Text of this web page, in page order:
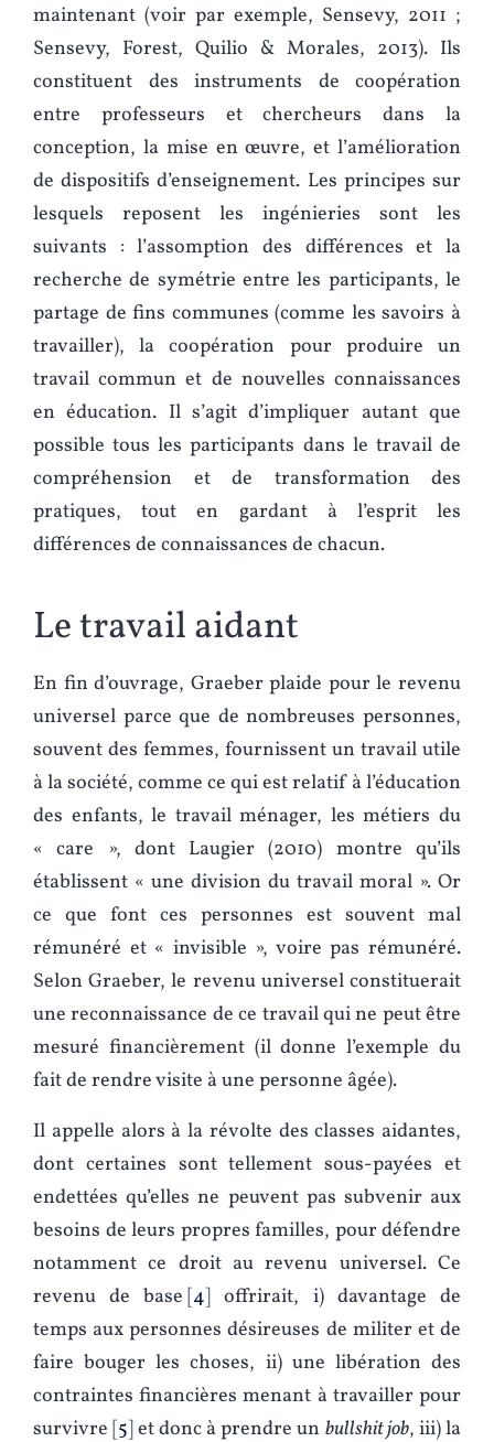
maintenant (voir par exemple, Sensevy, 2011 ;
Sensevy, Forest, Quilio & Morales, 2013). Ils
constituent des instruments de coopération
entre professeurs et chercheurs dans la
conception, la mise en œuvre, et l’amélioration
de dispositifs d’enseignement. Les principes sur
lesquels reposent les ingénieries sont les
suivants : l’assomption des différences et la
recherche de symétrie entre les participants, le
partage de fins communes (comme les savoirs à
travailler), la coopération pour produire un
travail commun et de nouvelles connaissances
en éducation. Il s’agit d’impliquer autant que
possible tous les participants dans le travail de
compréhension et de transformation des
pratiques, tout en gardant à l’esprit les
différences de connaissances de chacun.
Le travail aidant
En fin d’ouvrage, Graeber plaide pour le revenu
universel parce que de nombreuses personnes,
souvent des femmes, fournissent un travail utile
à la société, comme ce qui est relatif à l’éducation
des enfants, le travail ménager, les métiers du
« care », dont Laugier (2010) montre qu’ils
établissent « une division du travail moral ». Or
ce que font ces personnes est souvent mal
rémunéré et « invisible », voire pas rémunéré.
Selon Graeber, le revenu universel constituerait
une reconnaissance de ce travail qui ne peut être
mesuré financièrement (il donne l’exemple du
fait de rendre visite à une personne âgée).
Il appelle alors à la révolte des classes aidantes,
dont certaines sont tellement sous-payées et
endettées qu’elles ne peuvent pas subvenir aux
besoins de leurs propres familles, pour défendre
notamment ce droit au revenu universel. Ce
revenu de base 4
offrirait, i) davantage de
temps aux personnes désireuses de militer et de
faire bouger les choses, ii) une libération des
contraintes financières menant à travailler pour
survivre 5 et donc à prendre un bullshit job, iii) la